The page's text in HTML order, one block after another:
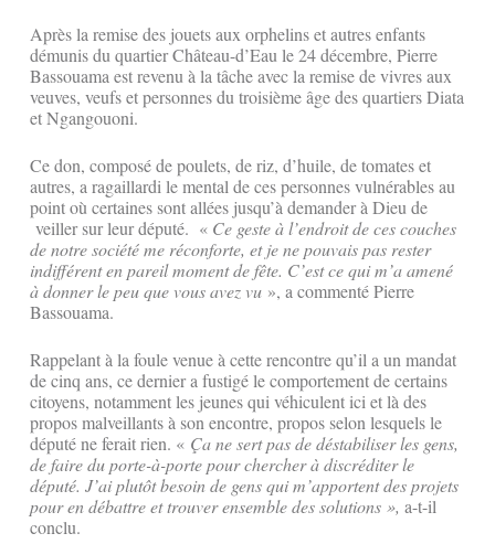
Après la remise des jouets aux orphelins et autres enfants
démunis du quartier Château-d’Eau le 24 décembre, Pierre
Bassouama est revenu à la tâche avec la remise de vivres aux
veuves, veufs et personnes du troisième âge des quartiers Diata
et Ngangouoni.
Ce don, composé de poulets, de riz, d’huile, de tomates et
autres, a ragaillardi le mental de ces personnes vulnérables au
point où certaines sont allées jusqu’à demander à Dieu de
veiller sur leur député. « Ce geste à l’endroit de ces couches
de notre société me réconforte, et je ne pouvais pas rester
indifférent en pareil moment de fête. C’est ce qui m’a amené
à donner le peu que vous avez vu », a commenté Pierre
Bassouama.
Rappelant à la foule venue à cette rencontre qu’il a un mandat
de cinq ans, ce dernier a fustigé le comportement de certains
citoyens, notamment les jeunes qui véhiculent ici et là des
propos malveillants à son encontre, propos selon lesquels le
député ne ferait rien. « Ça ne sert pas de déstabiliser les gens,
de faire du porte-à-porte pour chercher à discréditer le
député. J’ai plutôt besoin de gens qui m’apportent des projets
pour en débattre et trouver ensemble des solutions », a-t-il
conclu.